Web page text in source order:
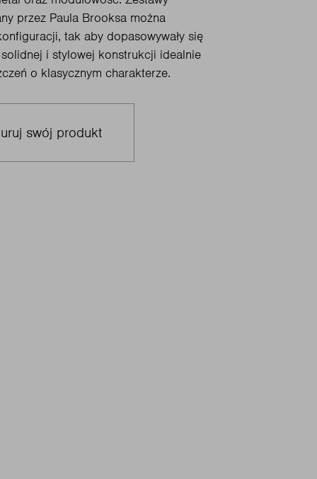
przez Paula Brooksa można
tak aby dopasowywały się
i stylowej konstrukcji idealnie
o klasycznym charakterze.
swój produkt